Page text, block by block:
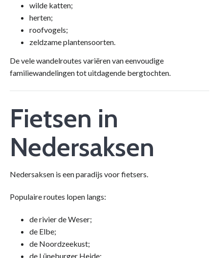
wilde katten;
herten;
roofvogels;
zeldzame plantensoorten.
De vele wandelroutes variëren van eenvoudige
familiewandelingen tot uitdagende bergtochten.
Fietsen in
Nedersaksen
Nedersaksen is een paradijs voor fietsers.
Populaire routes lopen langs:
de rivier de Weser;
de Elbe;
de Noordzeekust;
de Lüneburger Heide;